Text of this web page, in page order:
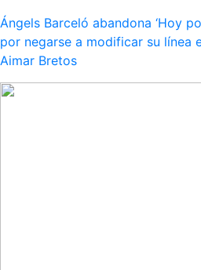
Ángels Barceló abandona ‘Hoy
por negarse a modificar su línea
Aimar Bretos